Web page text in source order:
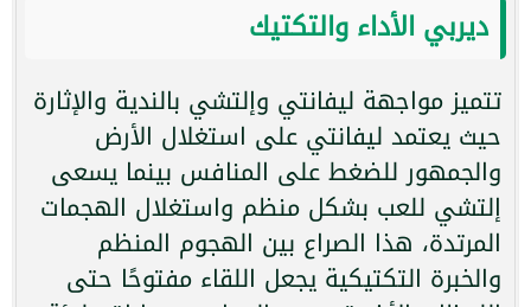
ديربي الأداء والتكتيك
تتميز مواجهة ليفانتي وإلتشي بالندية والإثارة
حيث يعتمد ليفانتي على استغلال الأرض
والجمهور للضغط على المنافس بينما يسعى
إلتشي للعب بشكل منظم واستغلال الهجمات
المرتدة، هذا الصراع بين الهجوم المنظم
والخبرة التكتيكية يجعل اللقاء مفتوحًا حتى